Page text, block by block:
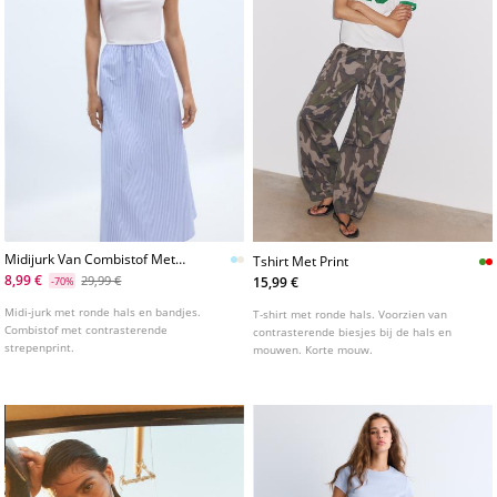
Midijurk Van Combistof Met
Bandjes
8,99 € -70% 29,99 €
Midi-jurk met ronde hals en bandjes.
Combistof met contrasterende
strepenprint.
Tshirt Met Print
15,99 €
T-shirt met ronde hals. Voorzien van
contrasterende biesjes bij de hals en
mouwen. Korte mouw.